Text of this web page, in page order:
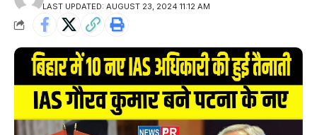
LAST UPDATED: AUGUST 23, 2024 11:12 AM